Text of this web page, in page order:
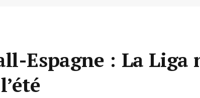
Espagne : La